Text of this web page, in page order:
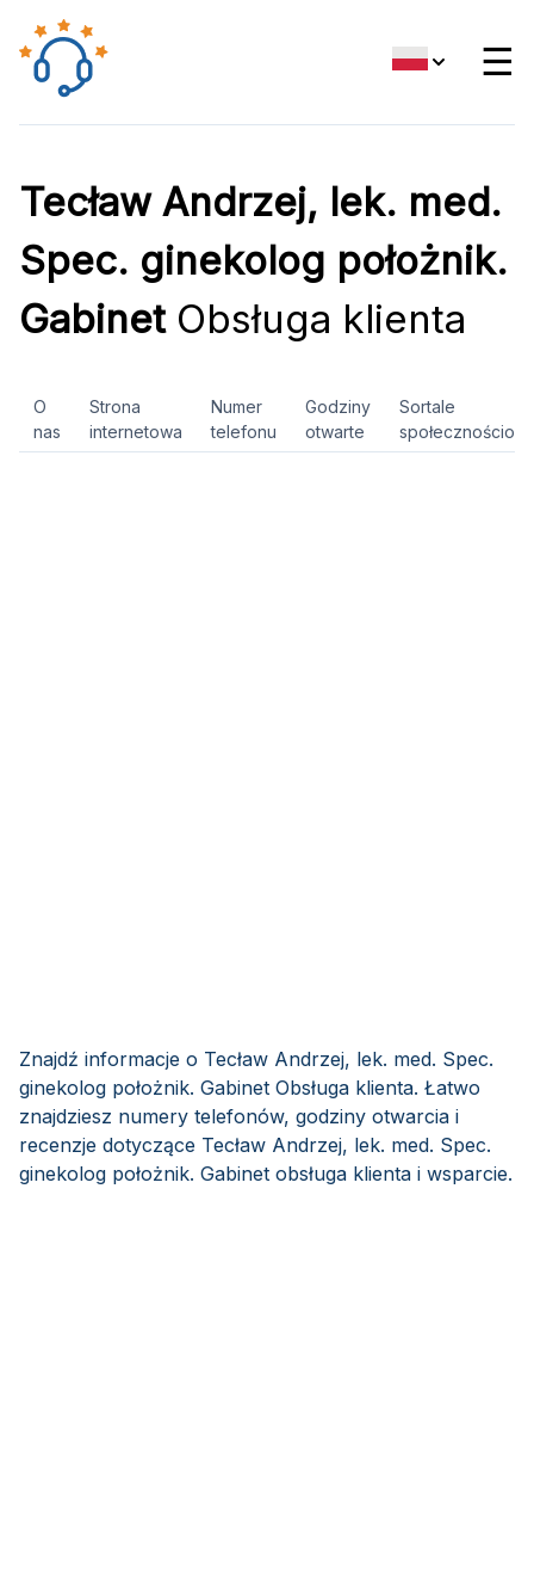
☰
Tecław Andrzej, lek. med.
Spec. ginekolog położnik.
GabinetObsługa klienta
O
nas
Strona
internetowa
Numer
telefonu
Godziny
otwarte
Sortale
Znajdź informacje o Tecław Andrzej, lek. med. Spec.
ginekolog położnik. Gabinet Obsługa klienta. Łatwo
znajdziesz numery telefonów, godziny otwarcia i
recenzje dotyczące Tecław Andrzej, lek. med. Spec.
ginekolog położnik. Gabinet obsługa klienta i wsparcie.